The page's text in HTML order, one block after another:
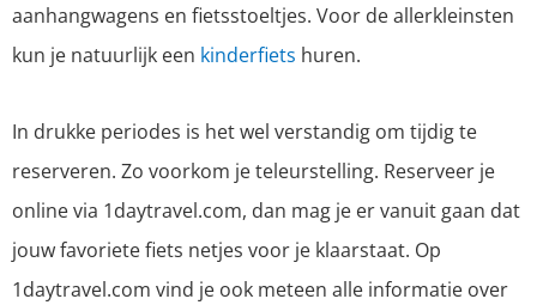
aanhangwagens en fietsstoeltjes. Voor de allerkleinsten
kun je natuurlijk een kinderfiets huren.
In drukke periodes is het wel verstandig om tijdig te
reserveren. Zo voorkom je teleurstelling. Reserveer je
online via 1daytravel.com, dan mag je er vanuit gaan dat
jouw favoriete fiets netjes voor je klaarstaat. Op
1daytravel.com vind je ook meteen alle informatie over